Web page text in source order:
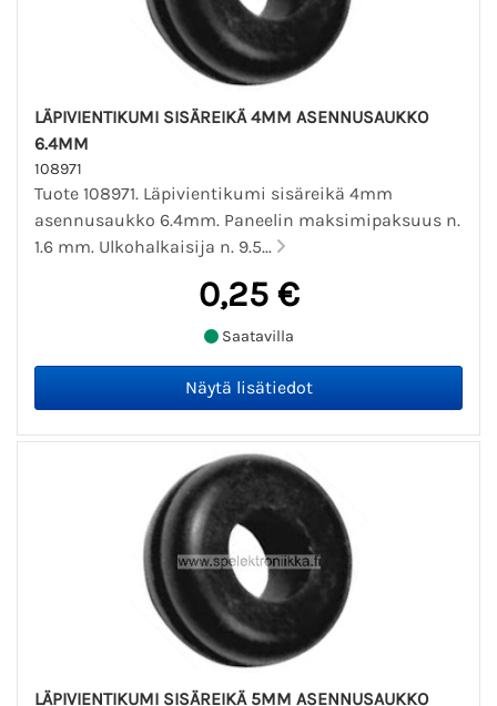
LÄPIVIENTIKUMI SISÄREIKÄ 4MM ASENNUSAUKKO
6.4MM
108971
Tuote 108971. Läpivientikumi sisäreikä 4mm
asennusaukko 6.4mm. Paneelin maksimipaksuus n.
1.6 mm. Ulkohalkaisija n. 9.5...
0,25 €
Saatavilla
LÄPIVIENTIKUMI SISÄREIKÄ 5MM ASENNUSAUKKO